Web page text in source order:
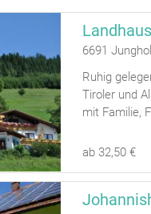
6691
Ruhig
Tiroler und
mit Familie,
ab 32,50 €